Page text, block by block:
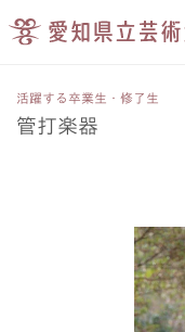
活躍する卒業生・修了生
管打楽器